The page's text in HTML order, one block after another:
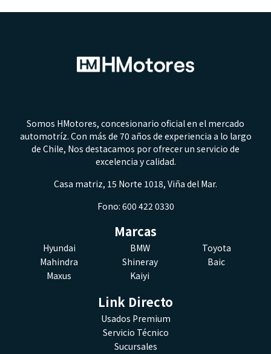
Somos HMotores, concesionario oficial en el mercado
automotríz. Con más de 70 años de experiencia a lo largo
de Chile, Nos destacamos por ofrecer un servicio de
excelencia y calidad.
Casa matriz, 15 Norte 1018, Viña del Mar.
Fono: 600 422 0330
Marcas
Hyundai BMW
Toyota
Mahindra
Shineray
Baic
Maxus
Kaiyi
Link Directo
Usados Premium
Servicio Técnico
Sucursales